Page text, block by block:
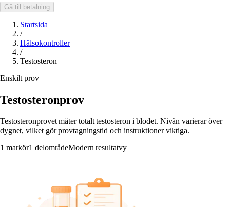
Gå till betalning
Startsida
/
Hälsokontroller
/
Testosteron
Enskilt prov
Testosteronprov
Testosteronprovet mäter totalt testosteron i blodet. Nivån varierar över
dygnet, vilket gör provtagningstid och instruktioner viktiga.
1 markör1 delområdeModern resultatvy